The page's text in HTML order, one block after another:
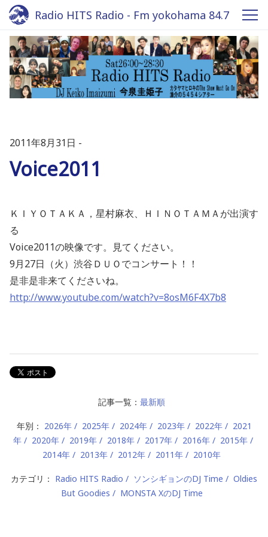
Radio HITS Radio - Fm yokohama 84.7
2011年8月31日
Voice2011
ＫＩＹＯＴＡＫＡ，星村麻衣、ＨＩＮＯＴＡＭＡが出演す
る
Voice2011の映像です。見てください。
9月27日（火）渋谷ＤＵＯでコンサート！！
是非是非来てくださいね。
http://www.youtube.com/watch?v=8osM6F4X7b8
記事一覧： 最新順
年別： 2026年 2025年 2024年 2023年 2022年
2021
年
2020年 2019年 2018年 2017年 2016年
2015年
2014年
2013年 2012年 2011年 2010年
カテゴリ： Radio HITS Radio ソンシギョンのDJ Time
Oldies
But Goodies
MONSTA XのDJ Time